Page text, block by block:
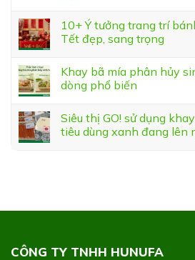
10+ Ý tưởng trang trí
Tết đẹp, sang trọng
Khay bã mía phân hủy
dòng phổ biến
Siêu thị GO! sử dụng
tiêu dùng xanh đang lên
CÔNG TY TNHH HUNUFA